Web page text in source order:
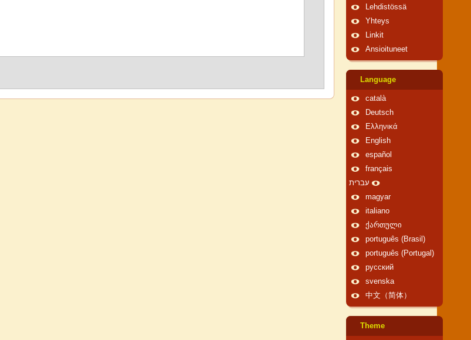
Lehdistössä
Yhteys
Linkit
Ansioituneet
Language
català
Deutsch
Ελληνικά
English
español
français
עברית
magyar
italiano
ქართული
português (Brasil)
português (Portugal)
русский
svenska
中文（简体）
Theme